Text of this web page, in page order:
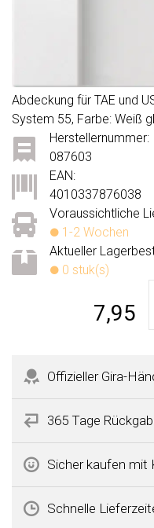
Abdeckung für TAE und
System 55, Farbe: Weiß
Voraussichtliche
1-2 Wochen
Aktueller
0 stuk(s)
Herstellernummer:
087603
EAN:
4010337876038
7,95
Offizieller Gira-
365 Tage
Sicher kaufen mit
Schnelle